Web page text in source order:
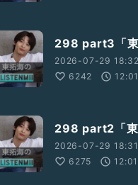
298 part3「東
2026-07-29
6242
12:01
298 part2「東
2026-07-29
6275
12:01